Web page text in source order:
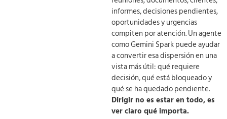
informes, decisiones pendientes,
oportunidades y urgencias
compiten por atención. Un agente
como Gemini Spark puede ayudar
a convertir esa dispersión en una
vista más útil: qué requiere
decisión, qué está bloqueado y
qué se ha quedado pendiente.
Dirigir no es estar en todo, es
ver claro qué importa.